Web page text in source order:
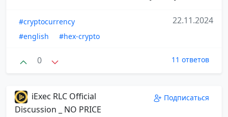
#cryptocurrency
#english
#hex-crypto
22.11.2024
0 11 ответов
iExec RLC Official
Discussion _ NO PRICE
Подписаться